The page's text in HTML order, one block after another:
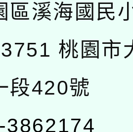
區溪海國民
桃園市
段420號
3862174